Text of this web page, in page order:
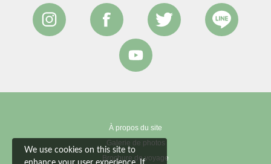
À propos du site
Galerie de photos
Brochure de voyage
We use cookies on this site to